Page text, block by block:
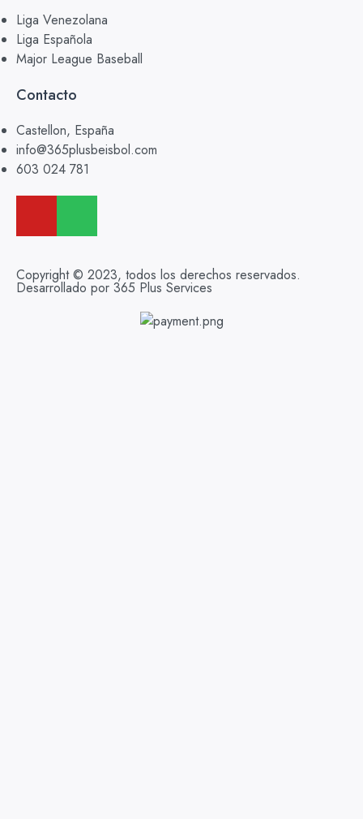
Liga Venezolana
Liga Española
Major League Baseball
Contacto
Castellon, España
info@365plusbeisbol.com
603 024 781
Copyright © 2023, todos los derechos reservados.
Desarrollado por 365 Plus Services